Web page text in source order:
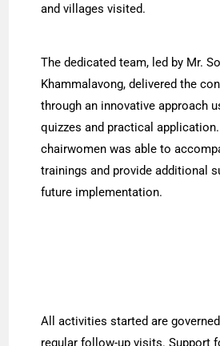
and villages visited.
The dedicated team, led by Mr.
Khammalavong, delivered the
through an innovative approach
quizzes and practical application.
chairwomen was able to
trainings and provide additional
future implementation.
All activities started are
regular follow-up visits. Support